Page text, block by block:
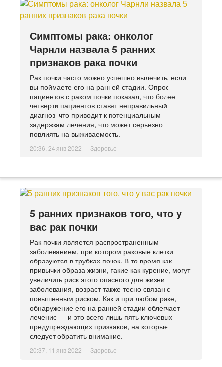
Симптомы рака: онколог
Чарнли назвала 5 ранних
признаков рака почки
Рак почки часто можно успешно вылечить, если
вы поймаете его на ранней стадии. Опрос
пациентов с раком почки показал, что более
четверти пациентов ставят неправильный
диагноз, что приводит к потенциальным
задержкам лечения, что может серьезно
повлиять на выживаемость.
20:36, 24 янв 2022 Здоровье
5 ранних признаков того, что у
вас рак почки
Рак почки является распространенным
заболеванием, при котором раковые клетки
образуются в трубках почек. В то время как
привычки образа жизни, такие как курение, могут
увеличить риск этого опасного для жизни
заболевания, возраст также тесно связан с
повышенным риском. Как и при любом раке,
обнаружение его на ранней стадии облегчает
лечение — и это всего лишь пять ключевых
предупреждающих признаков, на которые
следует обратить внимание.
20:37, 11 янв 2022 Здоровье